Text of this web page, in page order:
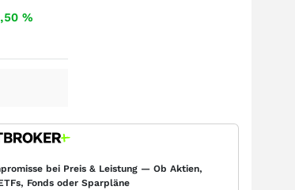
%
bei Preis & Leistung — Ob Aktien,
Fonds oder Sparpläne